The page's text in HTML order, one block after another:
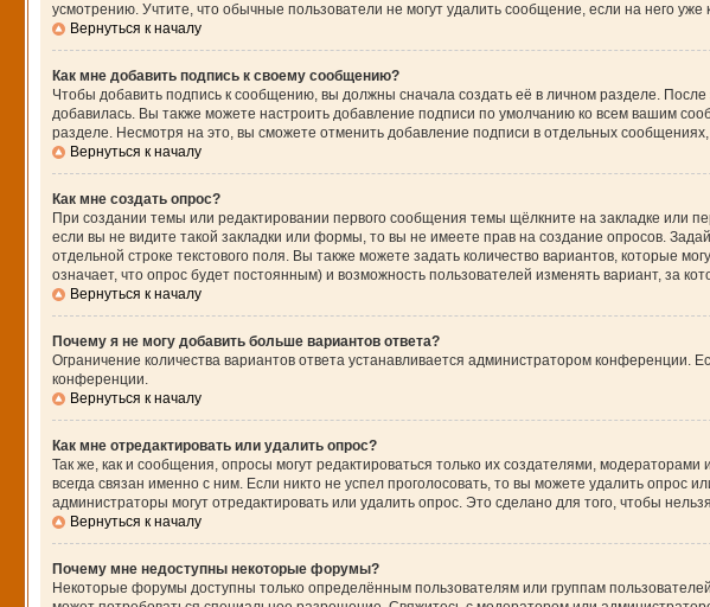
усмотрению. Учтите, что обычные пользователи не могут удалить сообщение, если на него уже
Вернуться к началу
Как мне добавить подпись к своему сообщению?
Чтобы добавить подпись к сообщению, вы должны сначала создать её в личном разделе.
добавилась. Вы также можете настроить добавление подписи по умолчанию ко всем вашим
разделе. Несмотря на это, вы сможете отменить добавление подписи в отдельных
Вернуться к началу
Как мне создать опрос?
При создании темы или редактировании первого сообщения темы щёлкните на закладке или
если вы не видите такой закладки или формы, то вы не имеете прав на создание опросов.
отдельной строке текстового поля. Вы также можете задать количество вариантов, которые
означает, что опрос будет постоянным) и возможность пользователей изменять вариант, за
Вернуться к началу
Почему я не могу добавить больше вариантов ответа?
Ограничение количества вариантов ответа устанавливается администратором
конференции.
Вернуться к началу
Как мне отредактировать или удалить опрос?
Так же, как и сообщения, опросы могут редактироваться только их создателями,
всегда связан именно с ним. Если никто не успел проголосовать, то вы можете удалить опрос
администраторы могут отредактировать или удалить опрос. Это сделано для того, чтобы
Вернуться к началу
Почему мне недоступны некоторые форумы?
Некоторые форумы доступны только определённым пользователям или группам